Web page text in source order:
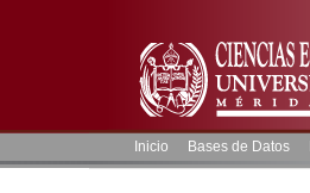
Inicio Bases de Datos